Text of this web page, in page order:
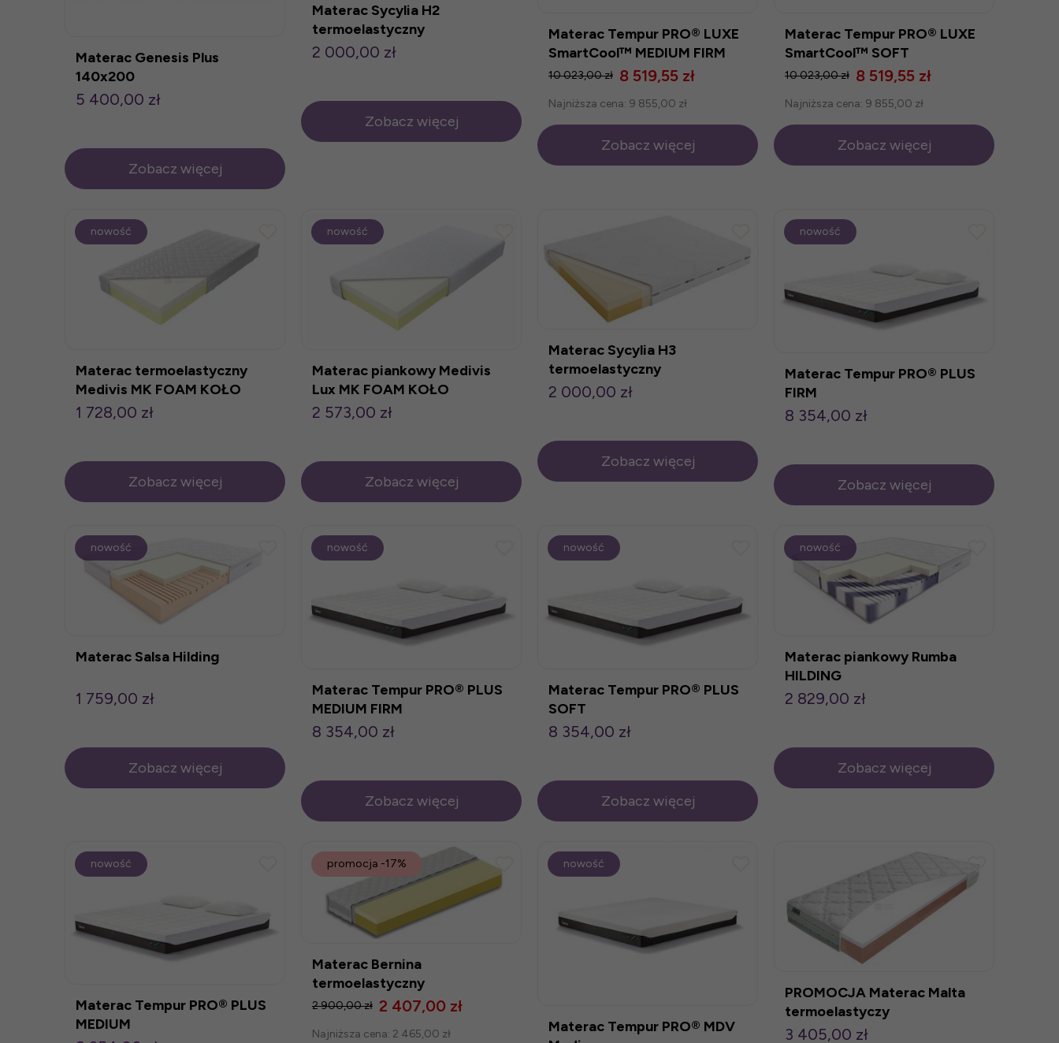
Materac Genesis Plus
140x200
5 400,00 zł
Zobacz więcej
Materac Sycylia H2
termoelastyczny
2 000,00 zł
Zobacz więcej
Materac Tempur PRO® LUXE
SmartCool™ MEDIUM FIRM
8 519,55 zł
10 023,00 zł
Najniższa cena: 9 855,00 zł
Zobacz więcej
Materac Tempur PRO® LUXE
SmartCool™ SOFT
8 519,55 zł
10 023,00 zł
Najniższa cena: 9 855,00 zł
Zobacz więcej
Materac termoelastyczny
Medivis MK FOAM KOŁO
1 728,00 zł
Zobacz więcej
nowość
Materac piankowy Medivis
Lux MK FOAM KOŁO
2 573,00 zł
Zobacz więcej
nowość
Materac Sycylia H3
termoelastyczny
2 000,00 zł
Zobacz więcej
Materac Tempur PRO® PLUS
FIRM
8 354,00 zł
Zobacz więcej
nowość
Materac Salsa Hilding
1 759,00 zł
Zobacz więcej
nowość
Materac Tempur PRO® PLUS
MEDIUM FIRM
8 354,00 zł
Zobacz więcej
nowość
Materac Tempur PRO® PLUS
SOFT
8 354,00 zł
Zobacz więcej
nowość
Materac piankowy Rumba
HILDING
2 829,00 zł
Zobacz więcej
nowość
Materac Tempur PRO® PLUS
MEDIUM
nowość
Materac Bernina
termoelastyczny
2 407,00 zł
2 900,00 zł
Najniższa cena: 2 465,00 zł
promocja -17%
Materac Tempur PRO® MDV
nowość
PROMOCJA Materac Malta
termoelastyczy
3 405,00 zł